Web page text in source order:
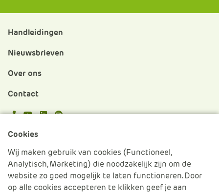
Handleidingen
Nieuwsbrieven
Over ons
Contact
Cookies beheren
Cookie verklaring
Cookies
Wij maken gebruik van cookies (Functioneel,
Analytisch, Marketing) die noodzakelijk zijn om de
website zo goed mogelijk te laten functioneren. Door
op alle cookies accepteren te klikken geef je aan